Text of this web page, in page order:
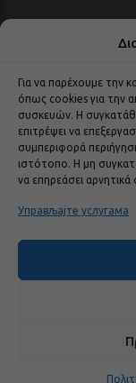
Για να παρέχουμε την
όπως cookies για την
συσκευών. Η
επιτρέψει να
συμπεριφορά
ιστότοπο. Η μη
να επηρεάσει αρνητικά
Управљајте услугама
λαμβάνετε τις
ενημερώσεις
με τα
εκδηλώσεις
μας.